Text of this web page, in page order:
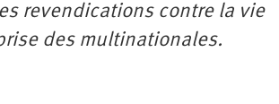
revendications contre la vie
des multinationales.